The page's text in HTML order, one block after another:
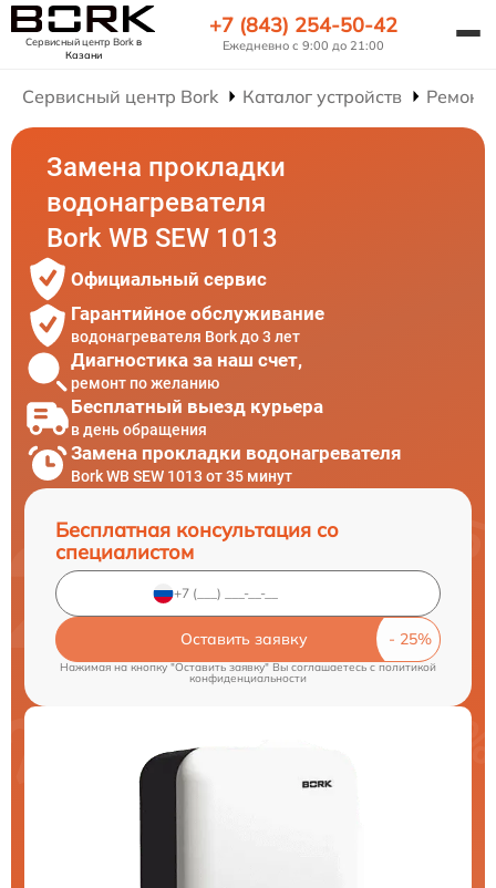
Сервисный центр Borkв
Казани
+7 (843) 254-50-42
Ежедневно с 9:00 до 21:00
Сервисный центр Bork Каталог устройств Ремонт
Замена прокладки
водонагревателя
Bork WB SEW 1013
Официальный сервис
Гарантийное обслуживание
водонагревателя Bork до 3 лет
Диагностика за наш счет,
ремонт по желанию
Бесплатный выезд курьера
в день обращения
Замена прокладки водонагревателя
Bork WB SEW 1013 от 35 минут
Бесплатная консультация со
специалистом
Оставить заявку
Нажимая на кнопку "Оставить заявку" Вы соглашаетесь cполитикой
конфиденциальности